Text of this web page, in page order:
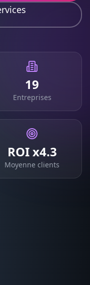
19
Entreprises
ROI x4.3
Moyenne clients